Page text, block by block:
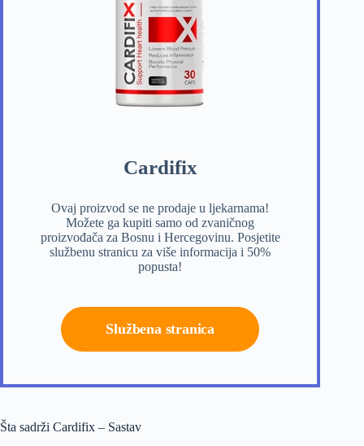
Cardifix
Ovaj proizvod se ne prodaje u ljekarnama!
Možete ga kupiti samo od zvaničnog
proizvođača za Bosnu i Hercegovinu. Posjetite
službenu stranicu za više informacija i 50%
popusta!
Službena stranica
Šta sadrži Cardifix – Sastav